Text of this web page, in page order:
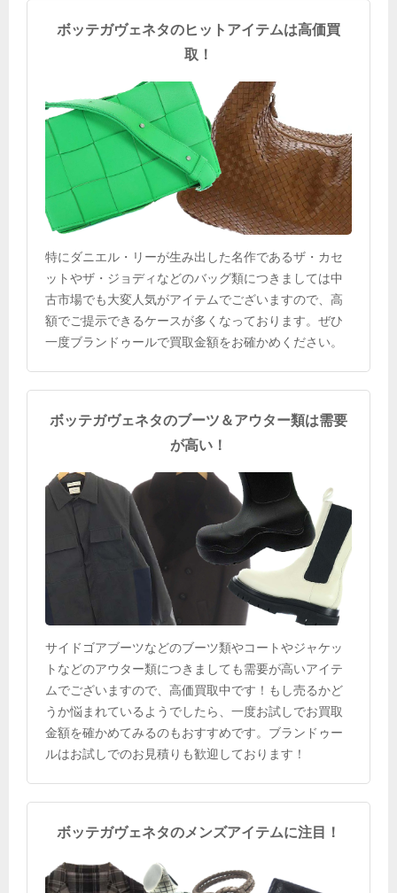
ボッテガヴェネタのヒットアイテムは高価買
取！
特にダニエル・リーが生み出した名作であるザ・カセ
ットやザ・ジョディなどのバッグ類につきましては中
古市場でも大変人気がアイテムでございますので、高
額でご提示できるケースが多くなっております。ぜひ
一度ブランドゥールで買取金額をお確かめください。
ボッテガヴェネタのブーツ＆アウター類は需要
が高い！
サイドゴアブーツなどのブーツ類やコートやジャケッ
トなどのアウター類につきましても需要が高いアイテ
ムでございますので、高価買取中です！もし売るかど
うか悩まれているようでしたら、一度お試しでお買取
金額を確かめてみるのもおすすめです。ブランドゥー
ルはお試しでのお見積りも歓迎しております！
ボッテガヴェネタのメンズアイテムに注目！